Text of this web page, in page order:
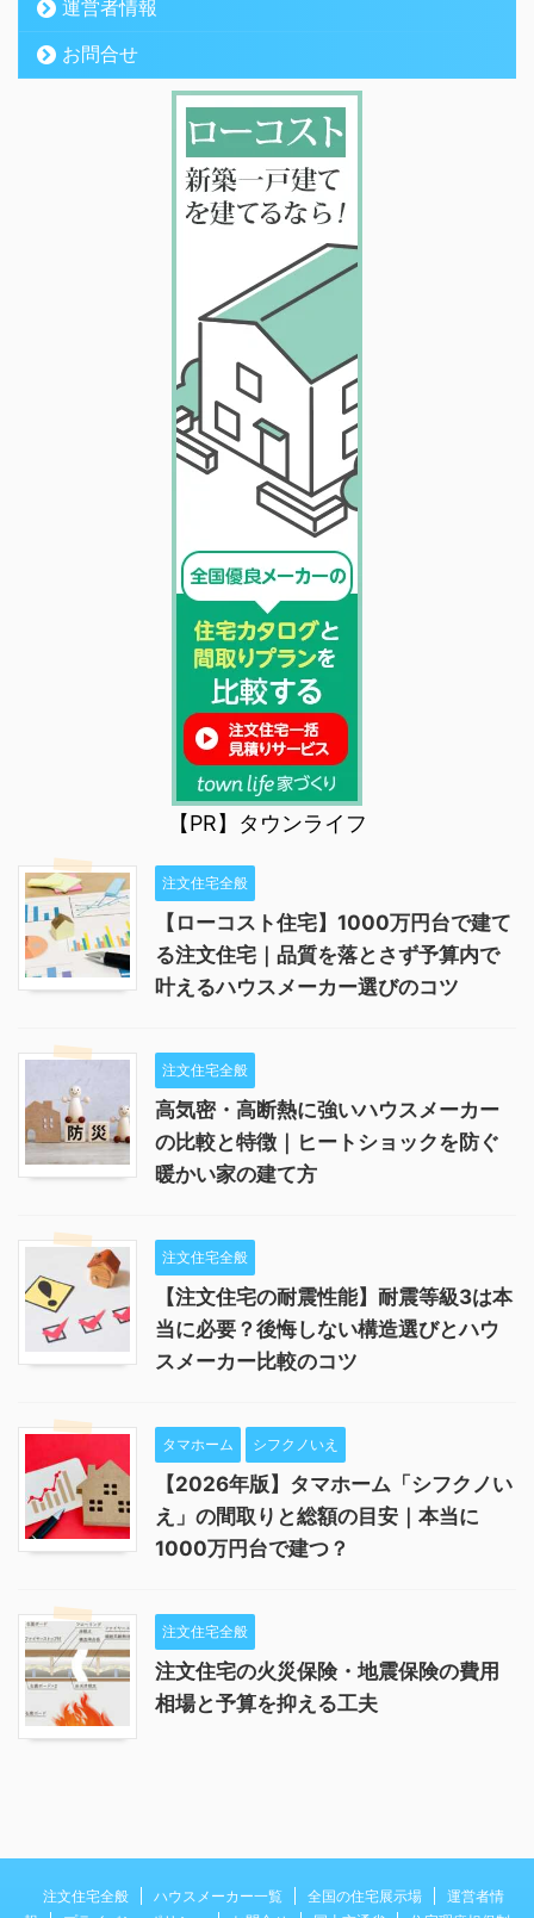
運営者情報
お問合せ
【PR】タウンライフ
注文住宅全般
【ローコスト住宅】1000万円台で建て
る注文住宅｜品質を落とさず予算内で
叶えるハウスメーカー選びのコツ
注文住宅全般
高気密・高断熱に強いハウスメーカー
の比較と特徴｜ヒートショックを防ぐ
暖かい家の建て方
注文住宅全般
【注文住宅の耐震性能】耐震等級3は本
当に必要？後悔しない構造選びとハウ
スメーカー比較のコツ
タマホーム シフクノいえ
【2026年版】タマホーム「シフクノい
え」の間取りと総額の目安｜本当に
1000万円台で建つ？
注文住宅全般
注文住宅の火災保険・地震保険の費用
相場と予算を抑える工夫
注文住宅全般 ハウスメーカー一覧 全国の住宅展示場
運営者情